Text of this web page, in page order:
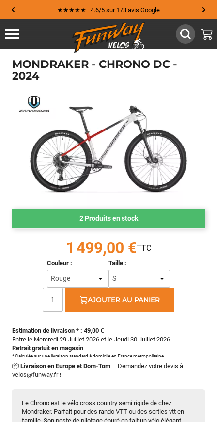
★★★★★ 4.6/5 sur 173 avis Google
MONDRAKER - CHRONO DC -
2024
Le Chrono est le vélo cross country semi rigide de chez
Mondraker. Parfait pour des rando VTT ou des sorties vtt en
famille. Son poste de pilotage épuré en fait un vélo élégant.
2 Produits en stock
Estimation de livraison * : 49,00 €
Entre le Mercredi 29 Juillet 2026 et le Jeudi 30 Juillet 2026
Retrait gratuit en magasin
* Calculée sur une livraison standard à domicile en France métropolitaine
📦 Livraison en Europe et Dom-Tom – Demandez votre devis à
velos@funway.fr!
Couleur : Taille :
1 499,00 €
AJOUTER AU PANIER